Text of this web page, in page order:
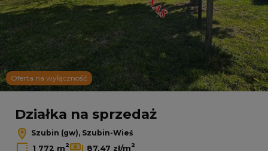
Oferta na wyłączność
Działka na sprzedaż
Szubin (gw), Szubin-Wieś
1 772 m2 87,47 zł/m2